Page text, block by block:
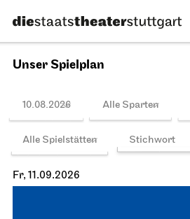
Unser Spielplan
10.08.2026 Alle Sparten
Alle Spielstätten
Fr, 11.09.2026